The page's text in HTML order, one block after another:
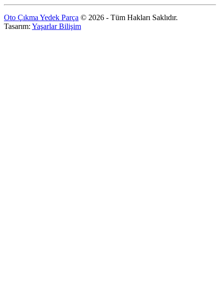
Oto Çıkma Yedek Parça © 2026 - Tüm Hakları Saklıdır.
Tasarım: Yaşarlar Bilişim